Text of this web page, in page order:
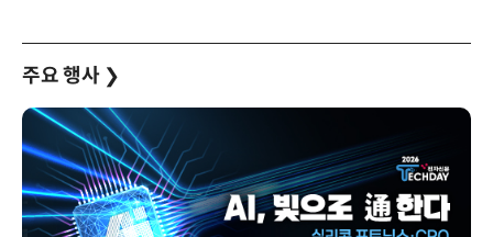
주요 행사 ❯